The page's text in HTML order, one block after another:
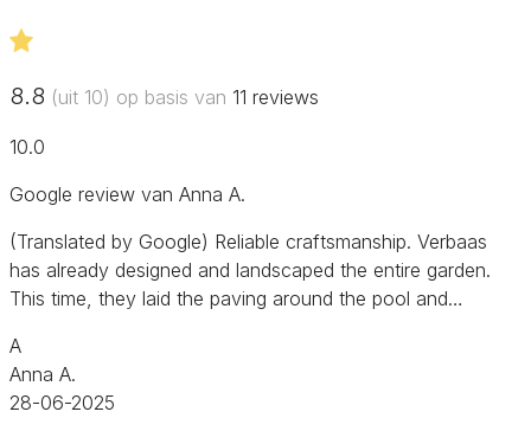
8.8 (uit 10) op basis van 11 reviews
10.0
Google review van Anna A.
(Translated by Google) Reliable craftsmanship. Verbaas
has already designed and landscaped the entire garden.
This time, they laid the paving around the pool and…
A
Anna A.
28-06-2025